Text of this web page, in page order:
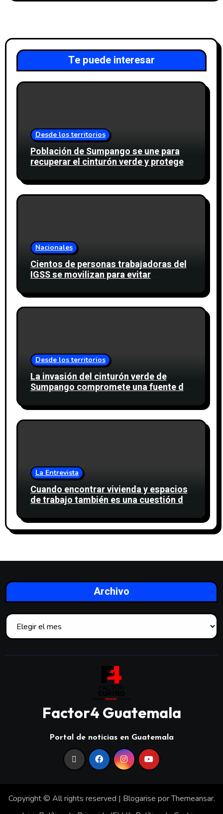
Te puede interesar
Desde los territorios
Población de Sumpango se une para
recuperar el cinturón verde y proteger
Nacionales
Cientos de personas trabajadoras del
IGSS se movilizan para evitar
Desde los territorios
La invasión del cinturón verde de
Sumpango compromete una fuente de
La Entrevista
Cuando encontrar vivienda y espacios
de trabajo también es una cuestión de
Archivo
Factor4 Guatemala
Portal de noticias en Guatemala
Copyright © All rights reserved | Blogarise porThemeansar.